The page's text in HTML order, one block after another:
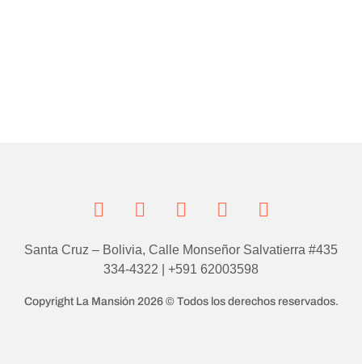
Santa Cruz – Bolivia, Calle Monseñor Salvatierra #435
334-4322 | +591 62003598
Copyright La Mansión 2026 © Todos los derechos reservados.